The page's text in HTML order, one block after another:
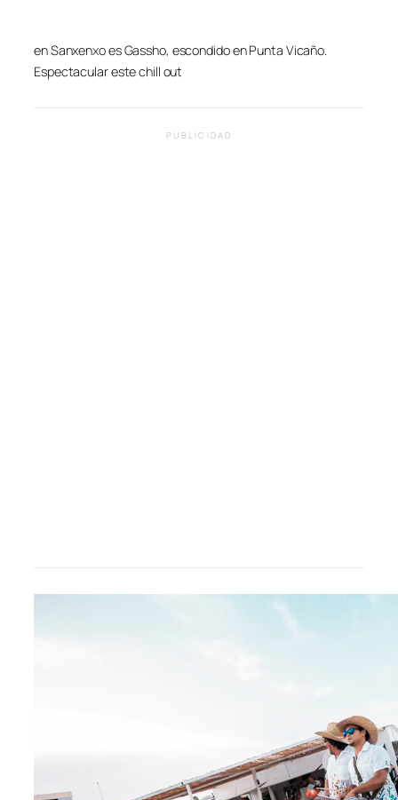
en Sanxenxo es Gassho, escondido en Punta Vicaño.
Espectacular este chill out
PUBLICIDAD